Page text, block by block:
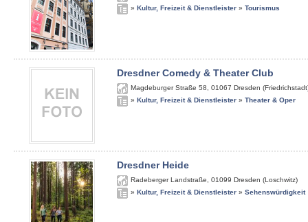
» Kultur, Freizeit & Dienstleister » Tourismus
Dresdner Comedy & Theater Club
Magdeburger Straße 58 01067 Dresden
» Kultur, Freizeit & Dienstleister » Theater & Oper
Dresdner Heide
Radeberger Landstraße 01099 Dresden (Loschwitz)
» Kultur, Freizeit & Dienstleister » Sehenswürdigkeit